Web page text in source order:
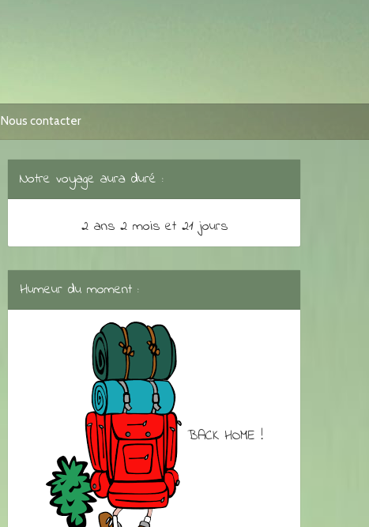
Nous contacter
Notre voyage aura duré :
2 ans 2 mois et 21 jours
Humeur du moment :
BACK HOME !